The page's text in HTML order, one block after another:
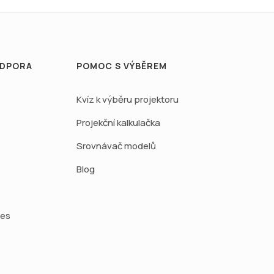
POMOC S VÝBĚREM
Kvíz k výběru projektoru
Projekční kalkulačka
Srovnávač modelů
Blog